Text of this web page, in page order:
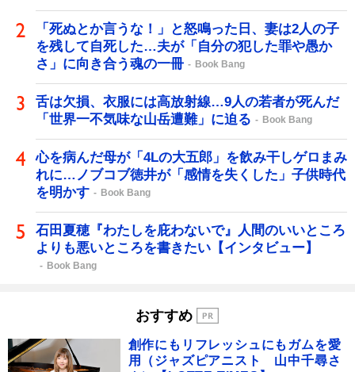
「死ぬとか言うな！」と怒鳴った日、妻は2人の子
を残して自死した…夫が「自分の犯した罪や愚か
さ」に向き合う魂の一冊
Book Bang
舌は欠損、衣服には高放射線…9人の若者が死んだ
「世界一不気味な山岳遭難」に迫る
Book Bang
心を病んだ母が「4Lの大五郎」を飲み干しゲロまみ
れに…ノブコブ徳井が「感情を失くした」子供時代
を明かす
Book Bang
石田夏穂『わたしを庇わないで』人間のいいところ
よりも悪いところを書きたい【インタビュー】
Book Bang
おすすめ
創作にもリフレッシュにもガムを愛
用（ジャズピアニスト 山中千尋さ